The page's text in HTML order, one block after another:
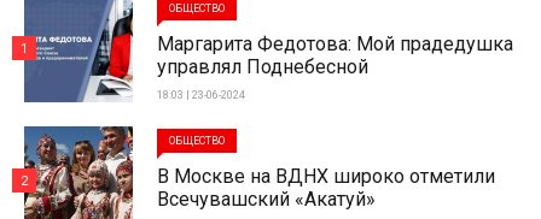
ОБЩЕСТВО
Маргарита Федотова: Мой прадедушка
управлял Поднебесной
18:03 | 23-06-2024
1
ОБЩЕСТВО
В Москве на ВДНХ широко отметили
Всечувашский «Акатуй»
2